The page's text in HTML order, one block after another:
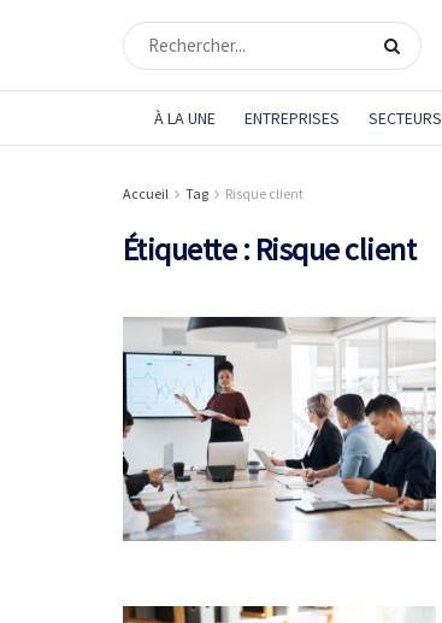
À LA UNE ENTREPRISES SECTEURS
Accueil Tag Risque client
Étiquette : Risque client